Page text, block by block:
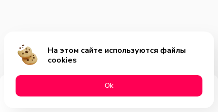
На этом сайте используются файлы
cookies
Оk